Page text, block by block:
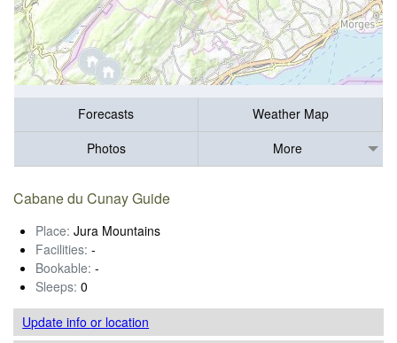
Forecasts
Weather Map
Photos
More
Cabane du Cunay Guide
Place: Jura Mountains
Facilities: -
Bookable: -
Sleeps: 0
Update infoor location